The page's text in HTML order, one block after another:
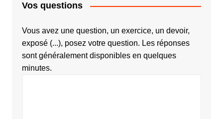
Vos questions
Vous avez une question, un exercice, un devoir,
exposé (...), posez votre question. Les réponses
sont généralement disponibles en quelques
minutes.